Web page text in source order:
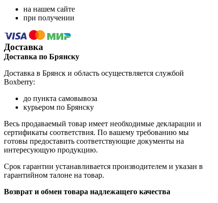
на нашем сайте
при получении
Доставка
Доставка по Брянску
Доставка в Брянск и область осуществляется службой
Boxberry:
до пункта самовывоза
курьером по Брянску
Весь продаваемый товар имеет необходимые декларации и
сертификаты соответствия. По вашему требованию мы
готовы предоставить соответствующие документы на
интересующую продукцию.
Срок гарантии устанавливается производителем и указан в
гарантийном талоне на товар.
Возврат и обмен товара надлежащего качества